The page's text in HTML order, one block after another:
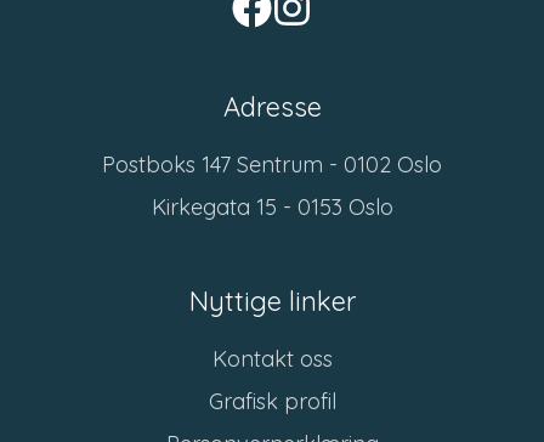
Adresse
Postboks 147 Sentrum - 0102 Oslo
Kirkegata 15 - 0153 Oslo
Nyttige linker
Kontakt oss
Grafisk profil